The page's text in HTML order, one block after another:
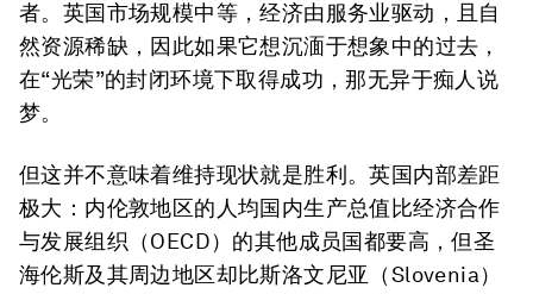
者。英国市场规模中等，经济由服务业驱动，且自
然资源稀缺，因此如果它想沉湎于想象中的过去，
在“光荣”的封闭环境下取得成功，那无异于痴人说
梦。
但这并不意味着维持现状就是胜利。英国内部差距
极大：内伦敦地区的人均国内生产总值比经济合作
与发展组织（OECD）的其他成员国都要高，但圣
海伦斯及其周边地区却比斯洛文尼亚（Slovenia）